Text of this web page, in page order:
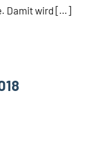
Damit wird […]